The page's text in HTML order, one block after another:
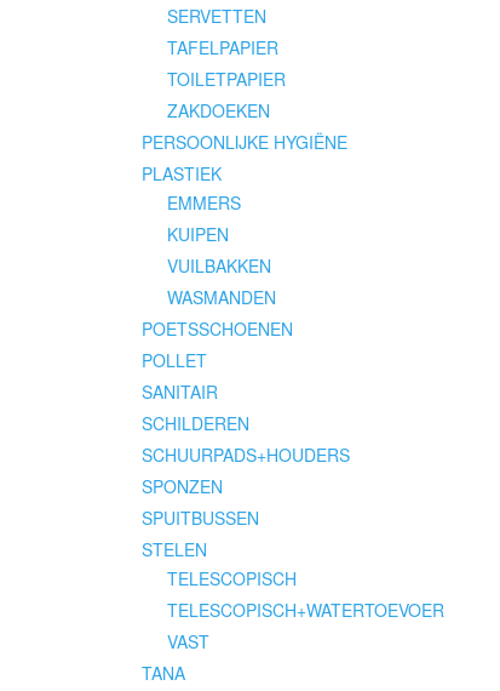
SERVETTEN
TAFELPAPIER
TOILETPAPIER
ZAKDOEKEN
PERSOONLIJKE HYGIËNE
PLASTIEK
EMMERS
KUIPEN
VUILBAKKEN
WASMANDEN
POETSSCHOENEN
POLLET
SANITAIR
SCHILDEREN
SCHUURPADS+HOUDERS
SPONZEN
SPUITBUSSEN
STELEN
TELESCOPISCH
TELESCOPISCH+WATERTOEVOER
VAST
TANA